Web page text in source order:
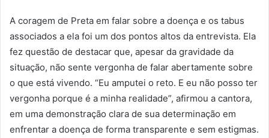
A coragem de Preta em falar sobre a doença e os tabus
associados a ela foi um dos pontos altos da entrevista. Ela
fez questão de destacar que, apesar da gravidade da
situação, não sente vergonha de falar abertamente sobre
o que está vivendo. “Eu amputei o reto. E eu não posso ter
vergonha porque é a minha realidade”, afirmou a cantora,
em uma demonstração clara de sua determinação em
enfrentar a doença de forma transparente e sem estigmas.